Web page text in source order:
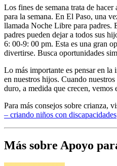
Los fines de semana trata de
para la semana. En El Paso, una
llamada Noche Libre para padres.
padres pueden dejar a todos sus
6: 00-9: 00 pm. Esta es una gran
divertirse. Busca oportunidades
Lo más importante es pensar en la
en nuestros hijos. Cuando
duro, a medida que crecen,
Para más consejos sobre crianza,
– criando niños con discapacidades
Más sobre Apoyo